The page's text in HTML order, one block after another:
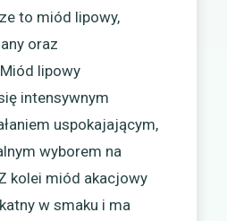
to miód lipowy,
oraz
lipowy
intensywnym
uspokajającym,
wyborem na
kolei miód akacjowy
w smaku i ma